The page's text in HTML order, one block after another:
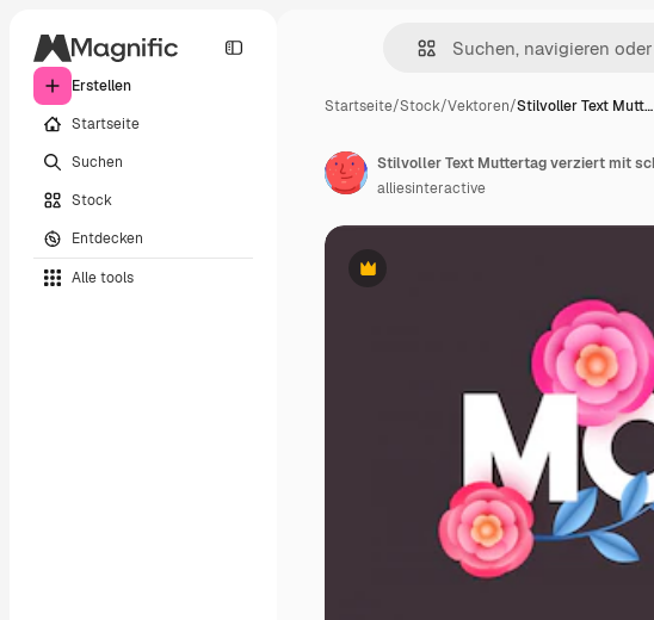
Erstellen
Startseite
Suchen
Stock
Entdecken
Alle tools
Startseite/Stock/Vektoren/Stilvoller Text Mutt…
Premium
alliesinteractive